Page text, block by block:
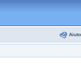
Aiuto